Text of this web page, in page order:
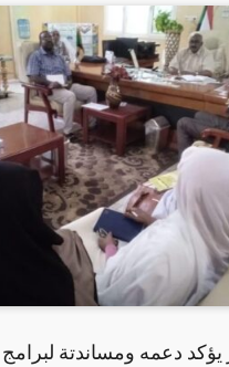
يؤكد دعمه ومساندتة